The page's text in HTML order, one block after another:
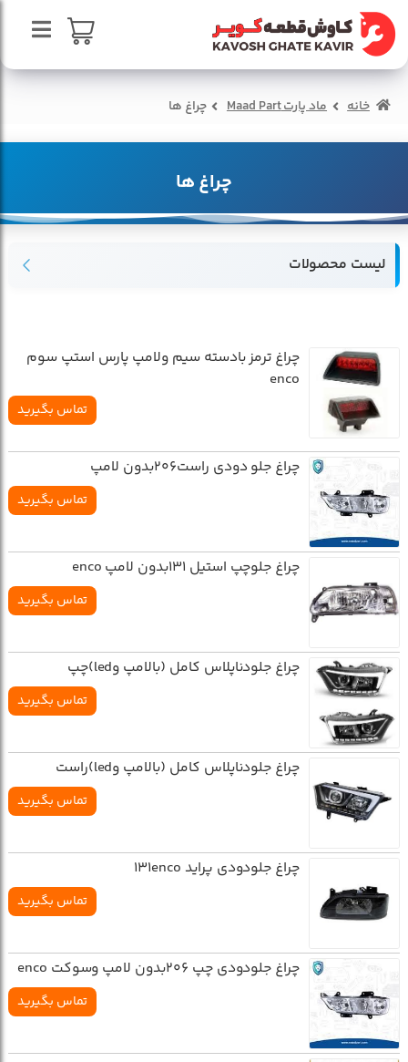
پرش
به
ناوبری
پرش
به
محتوا
صفحه اصلی
سبد خرید
خانه ماد پارت Maad Part چراغ ها
چراغ ها
لیست محصولات
چراغ ترمز بادسته سيم ولامپ پارس استپ سوم
enco
تماس بگیرید
چراغ جلو دودي راست206بدون لامپ
تماس بگیرید
چراغ جلوچپ استيل 131بدون لامپ enco
تماس بگیرید
چراغ جلودناپلاس کامل (بالامپ وled)چپ
تماس بگیرید
چراغ جلودناپلاس کامل (بالامپ وled)راست
تماس بگیرید
چراغ جلودودي پرايد 131enco
تماس بگیرید
چراغ جلودودي چپ 206بدون لامپ وسوکت enco
تماس بگیرید